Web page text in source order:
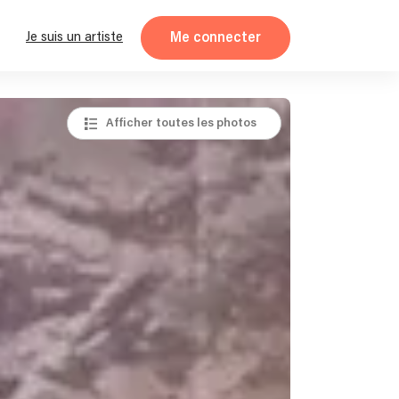
Je suis un artiste Me connecter
Afficher toutes les photos